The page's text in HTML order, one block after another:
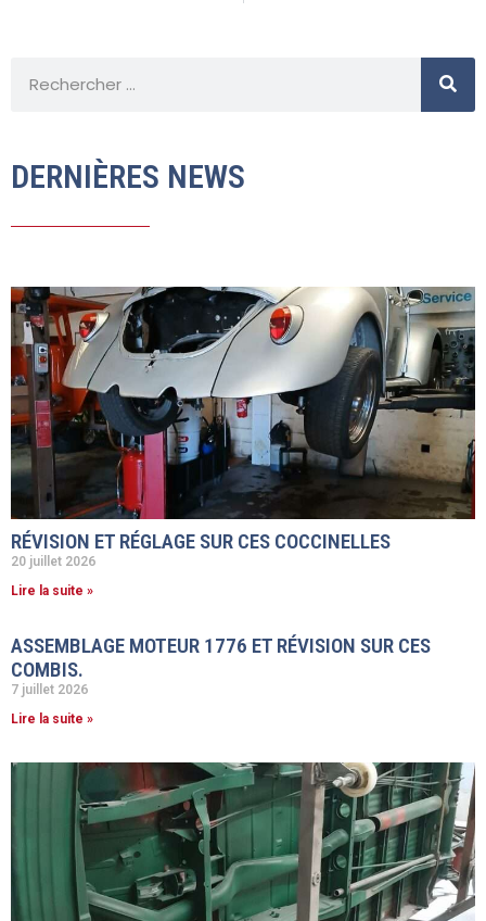
DERNIÈRES NEWS
RÉVISION ET RÉGLAGE SUR CES COCCINELLES
20 juillet 2026
Lire la suite »
ASSEMBLAGE MOTEUR 1776 ET RÉVISION SUR CES
COMBIS.
7 juillet 2026
Lire la suite »